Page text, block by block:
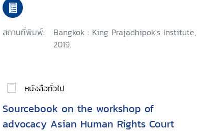
สถานที่พิมพ์:
Bangkok : King Prajadhipok's Institute,
2019.
หนังสือทั่วไป
Sourcebook on the workshop of
advocacy Asian Human Rights Court